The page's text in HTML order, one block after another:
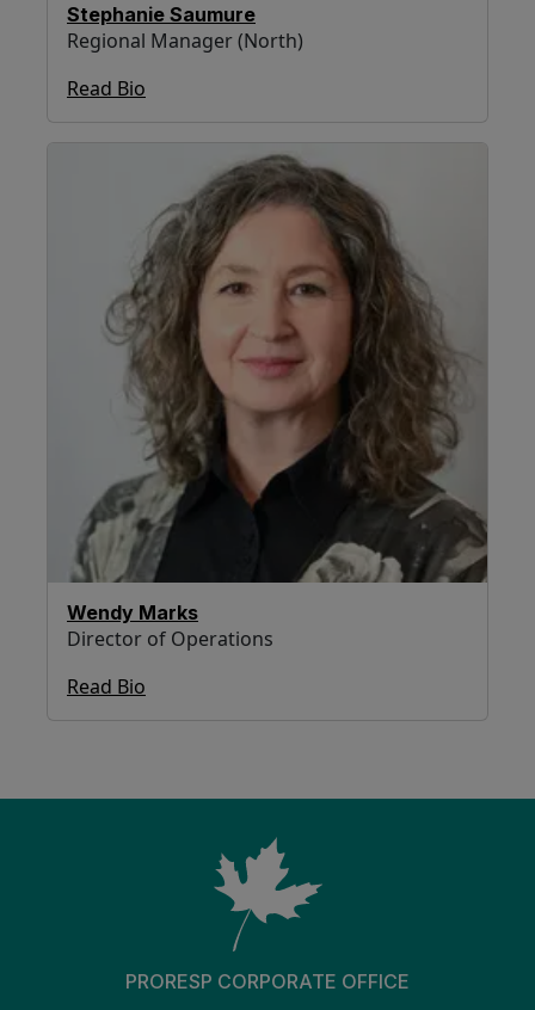
Stephanie Saumure
Regional Manager (North)
Read Bio
Wendy Marks
Director of Operations
Read Bio
PRORESP CORPORATE OFFICE